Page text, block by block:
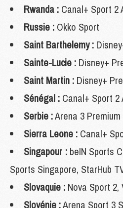
Rwanda : Canal+ Sport 2
Russie : Okko Sport
Saint Barthelemy :
Sainte-Lucie : Disney+
Saint Martin : Disney+
Sénégal : Canal+ Sport 2
Serbie :Arena 3 Premium
Sierra Leone : Canal+
Singapour : beIN Sports
Sports Singapore, StarHub
Slovaquie : Nova Sport
Slovénie :Arena Sport 3